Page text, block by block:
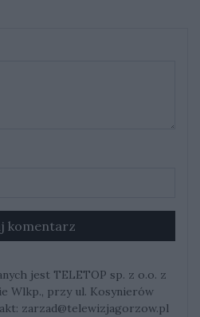
komentarz
jest TELETOP sp. z o.o. z
Wlkp., przy ul. Kosynierów
zarzad@telewizjagorzow.pl